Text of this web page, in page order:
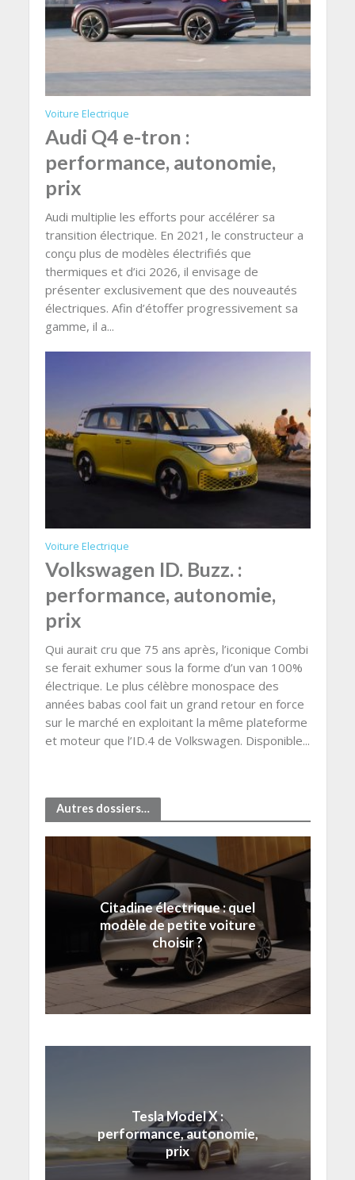
Voiture Electrique
Audi Q4 e-tron :
performance, autonomie,
prix
Audi multiplie les efforts pour accélérer sa
transition électrique. En 2021, le constructeur a
conçu plus de modèles électrifiés que
thermiques et d’ici 2026, il envisage de
présenter exclusivement que des nouveautés
électriques. Afin d’étoffer progressivement sa
gamme, il a...
Voiture Electrique
Volkswagen ID. Buzz. :
performance, autonomie,
prix
Qui aurait cru que 75 ans après, l’iconique Combi
se ferait exhumer sous la forme d’un van 100%
électrique. Le plus célèbre monospace des
années babas cool fait un grand retour en force
sur le marché en exploitant la même plateforme
et moteur que l’ID.4 de Volkswagen. Disponible...
Autres dossiers…
Citadine électrique : quel
modèle de petite voiture
choisir ?
Tesla Model X :
performance, autonomie,
prix